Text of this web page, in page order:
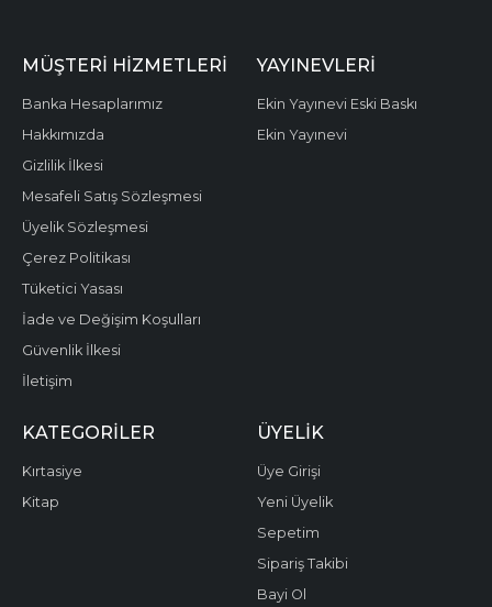
MÜŞTERI HIZMETLERI
Banka Hesaplarımız
Hakkımızda
Gizlilik İlkesi
Mesafeli Satış Sözleşmesi
Üyelik Sözleşmesi
Çerez Politikası
Tüketici Yasası
İade ve Değişim Koşulları
Güvenlik İlkesi
İletişim
YAYINEVLERI
Ekin Yayınevi Eski Baskı
Ekin Yayınevi
KATEGORILER
Kırtasiye
Kitap
ÜYELIK
Üye Girişi
Yeni Üyelik
Sepetim
Sipariş Takibi
Bayi Ol